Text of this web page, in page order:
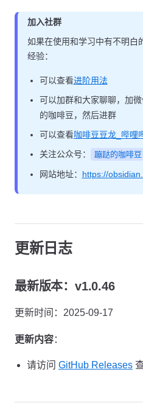
加入社群
如果在使用和学习中有不明白
经验：
可以查看进阶用法
可以加群和大家聊聊，加
的咖啡豆，然后进群
可以查看咖啡豆豆龙_哔哩
关注公众号：
蹦跶的咖啡豆
网站地址： https://
更新日志
最新版本：v1.0.46
更新时间：2025-09-17
更新内容：
请访问 GitHub Releases